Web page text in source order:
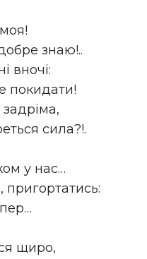
знаю!..
вночі:
покидати!
сила?!.
у нас…
пригортатись:
щиро,